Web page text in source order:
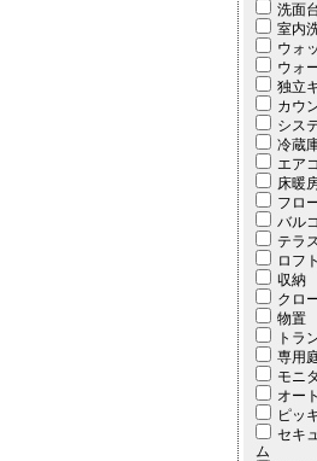
洗面
室内
ウォ
ウォ
独立
カウ
シス
冷蔵
エア
床暖
フロ
バル
テラ
ロフト
収納
クロ
物置
トラ
専用
モニ
オー
ピッ
セキ
ム